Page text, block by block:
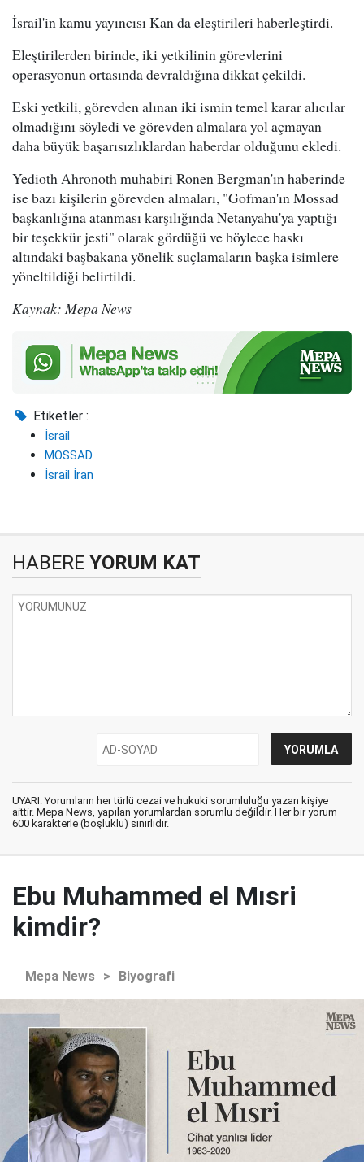
İsrail'in kamu yayıncısı Kan da eleştirileri haberleştirdi.
Eleştirilerden birinde, iki yetkilinin görevlerini
operasyonun ortasında devraldığına dikkat çekildi.
Eski yetkili, görevden alınan iki ismin temel karar alıcılar
olmadığını söyledi ve görevden almalara yol açmayan
daha büyük başarısızlıklardan haberdar olduğunu ekledi.
Yedioth Ahronoth muhabiri Ronen Bergman'ın haberinde
ise bazı kişilerin görevden almaları, "Gofman'ın Mossad
başkanlığına atanması karşılığında Netanyahu'ya yaptığı
bir teşekkür jesti" olarak gördüğü ve böylece baskı
altındaki başbakana yönelik suçlamaların başka isimlere
yöneltildiği belirtildi.
Kaynak: Mepa News
Etiketler :
İsrail
MOSSAD
İsrail İran
HABERE YORUM KAT
UYARI: Yorumların her türlü cezai ve hukuki sorumluluğu yazan kişiye
aittir. Mepa News, yapılan yorumlardan sorumlu değildir. Her bir yorum
600 karakterle (boşluklu) sınırlıdır.
Ebu Muhammed el Mısri
kimdir?
Mepa News > Biyografi